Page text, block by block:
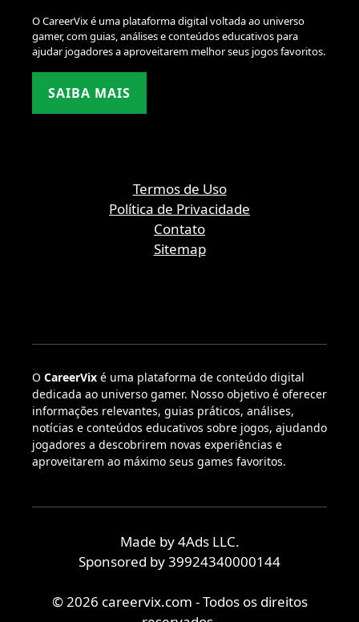
O CareerVix é uma plataforma digital voltada ao universo
gamer, com guias, análises e conteúdos educativos para
ajudar jogadores a aproveitarem melhor seus jogos favoritos.
SAIBA MAIS
Termos de Uso
Política de Privacidade
Contato
Sitemap
O CareerVix é uma plataforma de conteúdo digital
dedicada ao universo gamer. Nosso objetivo é oferecer
informações relevantes, guias práticos, análises,
notícias e conteúdos educativos sobre jogos, ajudando
jogadores a descobrirem novas experiências e
aproveitarem ao máximo seus games favoritos.
Made by 4Ads LLC.
Sponsored by 39924340000144
© 2026 careervix.com - Todos os direitos